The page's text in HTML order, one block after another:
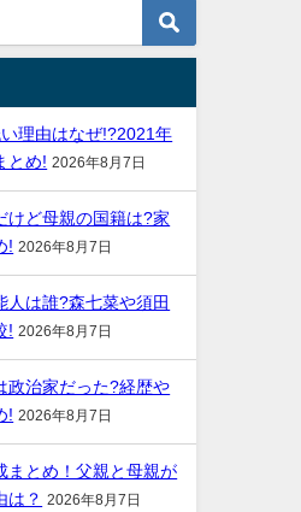
理由はなぜ!?2021年
とめ! 2026年8月7日
けど母親の国籍は?家
! 2026年8月7日
人は誰?森七菜や須田
! 2026年8月7日
政治家だった?経歴や
! 2026年8月7日
まとめ！父親と母親が
は？ 2026年8月7日